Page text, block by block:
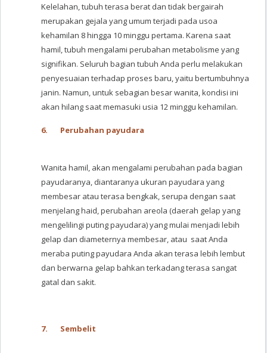
Kelelahan, tubuh terasa berat dan tidak bergairah
merupakan gejala yang umum terjadi pada usoa
kehamilan 8 hingga 10 minggu pertama. Karena saat
hamil, tubuh mengalami perubahan metabolisme yang
signifikan. Seluruh bagian tubuh Anda perlu melakukan
penyesuaian terhadap proses baru, yaitu bertumbuhnya
janin. Namun, untuk sebagian besar wanita, kondisi ini
akan hilang saat memasuki usia 12 minggu kehamilan.
6. Perubahan payudara
Wanita hamil, akan mengalami perubahan pada bagian
payudaranya, diantaranya ukuran payudara yang
membesar atau terasa bengkak, serupa dengan saat
menjelang haid, perubahan areola (daerah gelap yang
mengelilingi puting payudara) yang mulai menjadi lebih
gelap dan diameternya membesar, atau saat Anda
meraba puting payudara Anda akan terasa lebih lembut
dan berwarna gelap bahkan terkadang terasa sangat
gatal dan sakit.
7. Sembelit